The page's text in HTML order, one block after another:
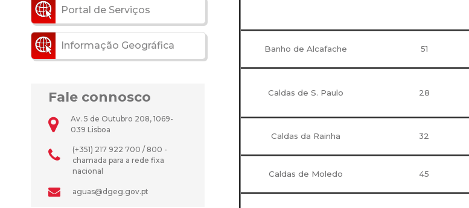
Portal de Serviços
Informação Geográfica
Fale connosco
Av. 5 de Outubro 208, 1069-
039 Lisboa
(+351) 217 922 700 / 800 -
chamada para a rede fixa
nacional
aguas@dgeg.gov.pt
Banho de Alcafache 51
Caldas de S. Paulo 28
Caldas da Rainha 32
Caldas de Moledo 45